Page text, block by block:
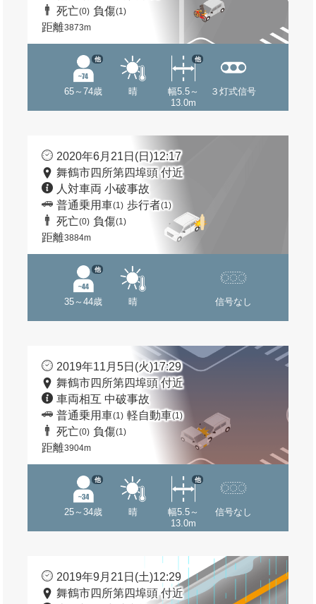
死亡(0) 負傷(1)
距離3873m
65～74歳
他
晴
幅5.5～
13.0m
他
３灯式信号
2020年6月21日(日)12:17
舞鶴市四所第四埠頭 付近
人対車両 小破事故
普通乗用車(1) 歩行者(1)
死亡(0) 負傷(1)
距離3884m
35～44歳
他
晴 信号なし
2019年11月5日(火)17:29
舞鶴市四所第四埠頭 付近
車両相互 中破事故
普通乗用車(1) 軽自動車(1)
死亡(0) 負傷(1)
距離3904m
25～34歳
他
晴
幅5.5～
13.0m
他
信号なし
2019年9月21日(土)12:29
舞鶴市四所第四埠頭 付近